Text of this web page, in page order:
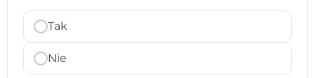
Tak
Nie